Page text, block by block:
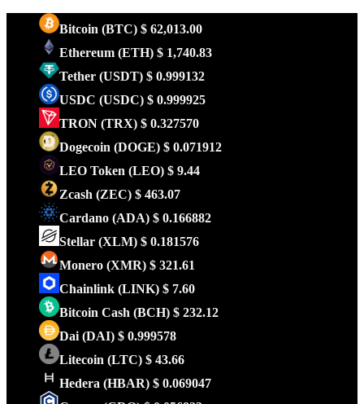
Bitcoin (BTC) $ 62,013.00
Ethereum (ETH) $ 1,740.83
Tether (USDT) $ 0.999132
USDC (USDC) $ 0.999925
TRON (TRX) $ 0.327570
Dogecoin (DOGE) $ 0.071912
LEO Token (LEO) $ 9.44
Zcash (ZEC) $ 463.07
Cardano (ADA) $ 0.166882
Stellar (XLM) $ 0.181576
Monero (XMR) $ 321.61
Chainlink (LINK) $ 7.60
Bitcoin Cash (BCH) $ 232.12
Dai (DAI) $ 0.999578
Litecoin (LTC) $ 43.66
Hedera (HBAR) $ 0.069047